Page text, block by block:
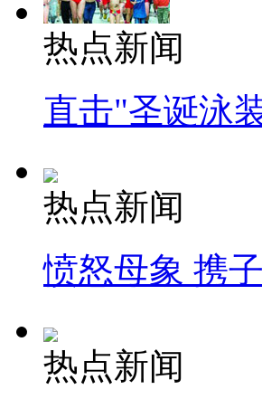
热点新闻
直击"圣诞泳
热点新闻
愤怒母象 携
热点新闻